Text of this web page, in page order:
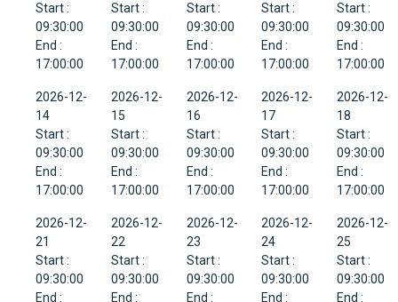
Start :
09:30:00
End :
17:00:00
Start :
09:30:00
End :
17:00:00
Start :
09:30:00
End :
17:00:00
Start :
09:30:00
End :
17:00:00
Start :
09:30:00
End :
17:00:00
2026-12-
14
Start :
09:30:00
End :
17:00:00
2026-12-
15
Start :
09:30:00
End :
17:00:00
2026-12-
16
Start :
09:30:00
End :
17:00:00
2026-12-
17
Start :
09:30:00
End :
17:00:00
2026-12-
18
Start :
09:30:00
End :
17:00:00
2026-12-
21
Start :
09:30:00
End :
2026-12-
22
Start :
09:30:00
End :
2026-12-
23
Start :
09:30:00
End :
2026-12-
24
Start :
09:30:00
End :
2026-12-
25
Start :
09:30:00
End :